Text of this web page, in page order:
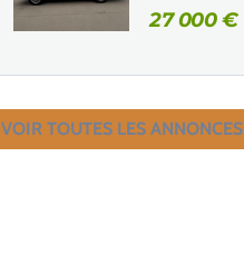
27 000€
VOIR TOUTES LES ANNONCES